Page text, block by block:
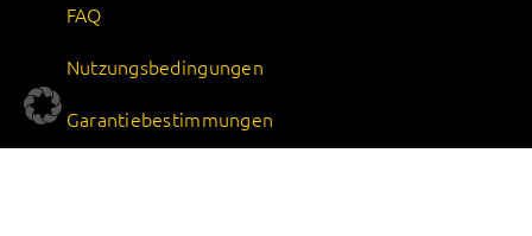
FAQ
Nutzungsbedingungen
Garantiebestimmungen